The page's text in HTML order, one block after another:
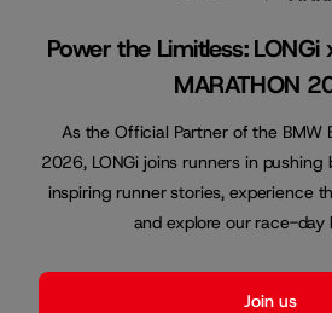
Power the Limitless: LONGi
MARATHON
As the Official Partner of the BMW
2026, LONGi joins runners in pushing
inspiring runner stories, experience
and explore our race-day
Join us